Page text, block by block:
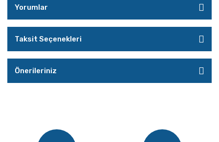
Yorumlar
Taksit Seçenekleri
Önerileriniz